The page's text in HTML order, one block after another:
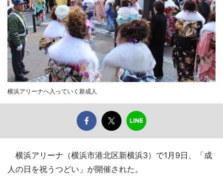
横浜アリーナへ入っていく新成人
横浜アリーナ（横浜市港北区新横浜3）で1月9日、「成
人の日を祝うつどい」が開催された。